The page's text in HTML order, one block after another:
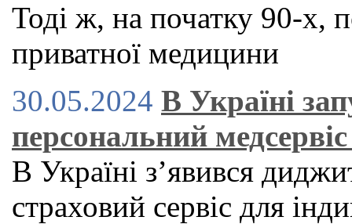
Тоді ж, на початку 90-х,
приватної медицини
30.05.2024 В Україні
персональний
В Україні зʼявився
страховий сервіс для